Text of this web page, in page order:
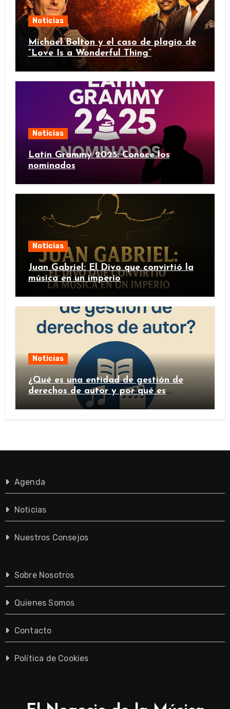
Noticias
Michael Bolton y el caso de plagio de
“Love Is a Wonderful Thing”
Noticias
Latin Grammy 2025: Conoce los
nominados
Noticias
Juan Gabriel: El Divo que convirtió la
música en un imperio
Noticias
¿Qué es una entidad de gestión de
derechos de autor y por qué es
importante?
Agenda
Noticias
Nuestros Consejos
Sobre Nosotros
Quienes Somos
Contacto
Política de Cookies